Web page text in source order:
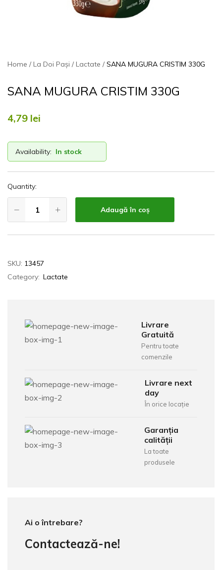
Home La Doi Pași Lactate SANA MUGURA CRISTIM 330G
SANA MUGURA CRISTIM 330G
4,79 lei
Availability: In stock
Quantity:
Adaugă în coș
SKU: 13457
Category: Lactate
Livrare
Gratuită
Pentru toate
comenzile
Livrare next
day
În orice locație
Garanția
calității
La toate
produsele
Ai o întrebare?
Contactează-ne!